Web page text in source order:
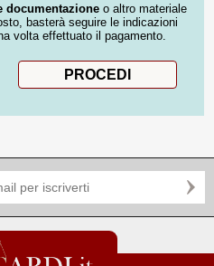
documentazione o altro materiale
basterà seguire le indicazioni
volta effettuato il pagamento.